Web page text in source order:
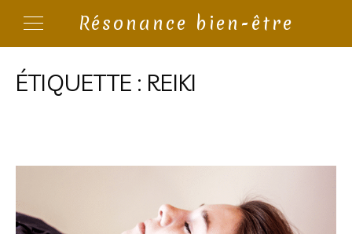
Résonance bien-être
ÉTIQUETTE : REIKI